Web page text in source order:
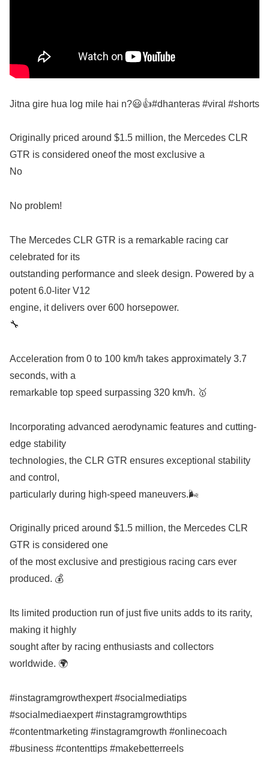
Jitna gire hua log mile hai n?😃👍#dhanteras #viral #shorts
Originally priced around $1.5 million, the Mercedes CLR
GTR is considered oneof the most exclusive a
No
No problem!
The Mercedes CLR GTR is a remarkable racing car
celebrated for its
outstanding performance and sleek design. Powered by a
potent 6.0-liter V12
engine, it delivers over 600 horsepower.
🔧
Acceleration from 0 to 100 km/h takes approximately 3.7
seconds, with a
remarkable top speed surpassing 320 km/h. 🥇
Incorporating advanced aerodynamic features and cutting-
edge stability
technologies, the CLR GTR ensures exceptional stability
and control,
particularly during high-speed maneuvers.🌬
Originally priced around $1.5 million, the Mercedes CLR
GTR is considered one
of the most exclusive and prestigious racing cars ever
produced. 💰
Its limited production run of just five units adds to its rarity,
making it highly
sought after by racing enthusiasts and collectors
worldwide. 🌍
#instagramgrowthexpert #socialmediatips
#socialmediaexpert #instagramgrowthtips
#contentmarketing #instagramgrowth #onlinecoach
#business #contenttips #makebetterreels